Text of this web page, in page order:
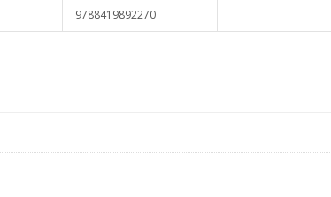
9788419892270